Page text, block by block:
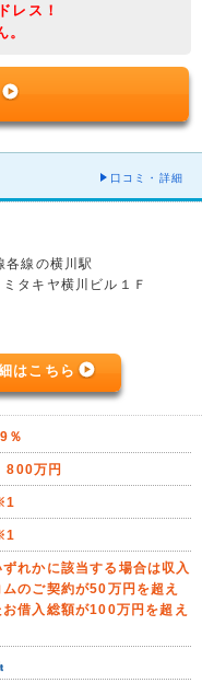
レス！
。
口コミ・詳細
線の横川駅
タキヤ横川ビル１Ｆ
はこちら
％
800万円
れかに該当する場合は収入
のご契約が50万円を超え
借入総額が100万円を超え